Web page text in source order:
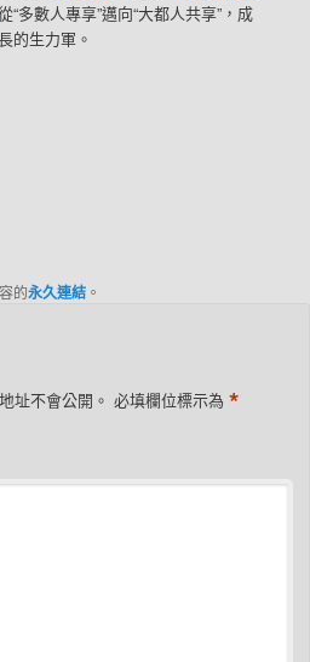
“多數人專享”邁向“大都人共享”，成
的生力軍。
的永久連結 。
址不會公開。 必填欄位標示為*